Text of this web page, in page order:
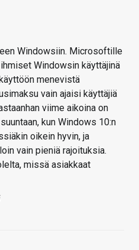
Windowsiin. Microsoftille
Windowsin käyttäjinä
menevistä
vain ajaisi käyttäjiä
viime aikoina on
kun Windows 10:n
oikein hyvin, ja
vain pieniä rajoituksia.
missä asiakkaat